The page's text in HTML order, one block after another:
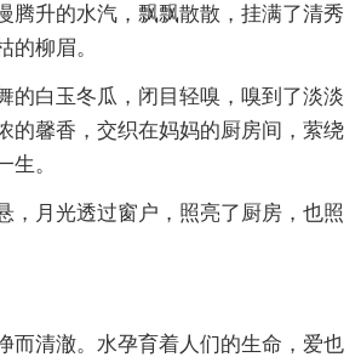
腾升的水汽，飘飘散散，挂满了清秀
的柳眉。
的白玉冬瓜，闭目轻嗅，嗅到了淡淡
的馨香，交织在妈妈的厨房间，萦绕
生。
，月光透过窗户，照亮了厨房，也照
而清澈。水孕育着人们的生命，爱也